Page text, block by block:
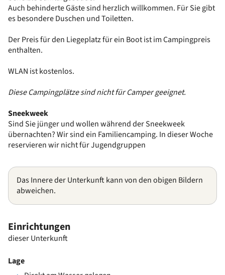
Auch behinderte Gäste sind herzlich willkommen. Für Sie gibt
es besondere Duschen und Toiletten.
Der Preis für den Liegeplatz für ein Boot ist im Campingpreis
enthalten.
WLAN ist kostenlos.
Diese Campingplätze sind nicht für Camper geeignet.
Sneekweek
Sind Sie jünger und wollen während der Sneekweek
übernachten? Wir sind ein Familiencamping. In dieser Woche
reservieren wir nicht für Jugendgruppen
Das Innere der Unterkunft kann von den obigen Bildern
abweichen.
Einrichtungen
dieser Unterkunft
Lage